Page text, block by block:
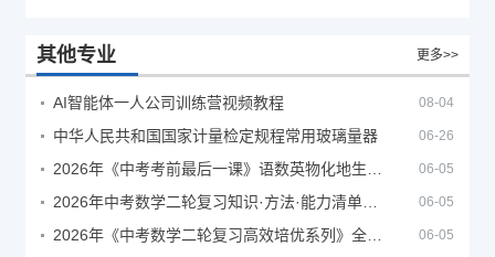
其他专业 更多>>
AI智能体一人公司训练营视频教程 08-04
中华人民共和国国家计量检定规程常用玻璃量器 06-26
06-05
06-05
06-05